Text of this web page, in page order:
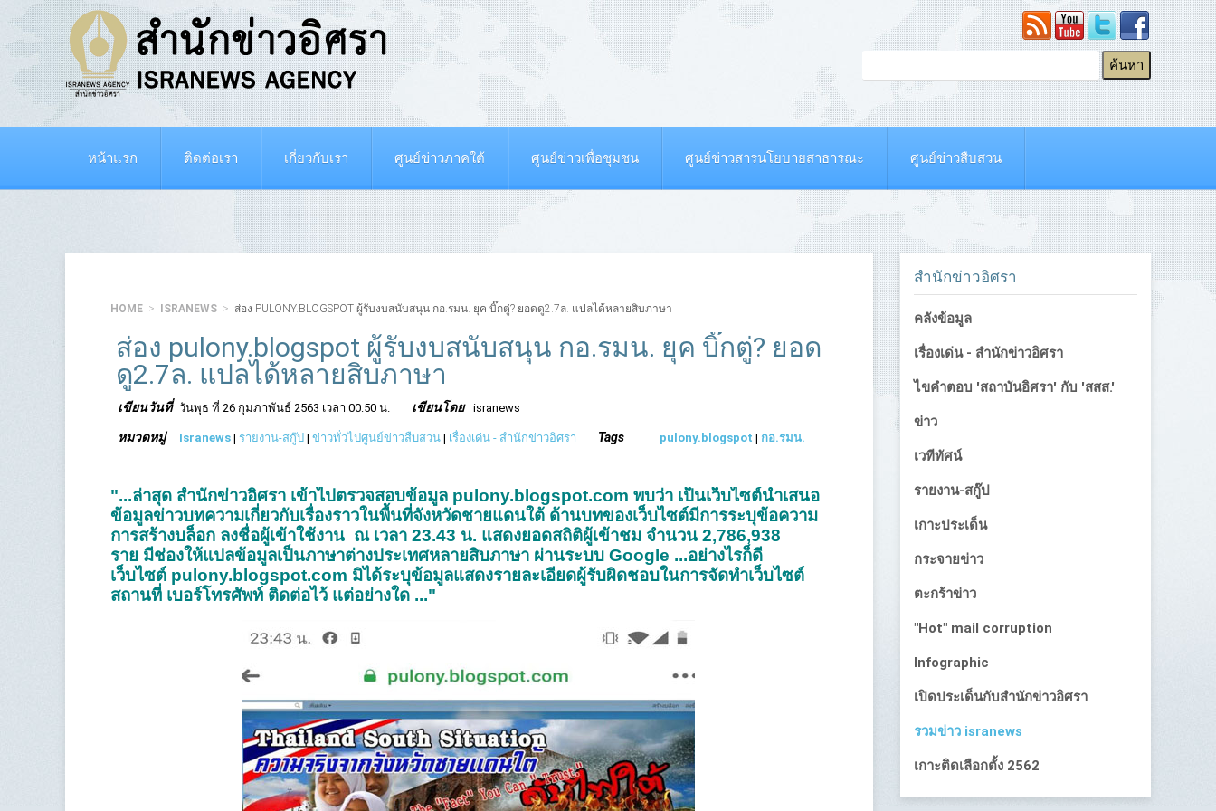
หน้าแรก ติดต่อเรา เกี่ยวกับเรา ศูนย์ข่าวภาคใต้ ศูนย์ข่าวเพื่อชุมชน ศูนย์ข่าวสารนโยบายสาธารณะ ศูนย์ข่าวสืบสวน
HOME ISRANEWS ส่อง PULONY.BLOGSPOT ผู้รับงบสนับสนุน กอ.รมน. ยุค บิ๊กตู่? ยอดดู2.7ล. แปลได้หลายสิบภาษา
ส่อง pulony.blogspot ผู้รับงบสนับสนุน กอ.รมน. ยุค บิ๊กตู่? ยอด
ดู2.7ล. แปลได้หลายสิบภาษา
เขียนวันที่ วันพุธ ที่ 26 กุมภาพันธ์ 2563 เวลา 00:50 น. เขียนโดย isranews
หมวดหมู่ Isranews | รายงาน-สกู๊ป | ข่าวทั่วไปศูนย์ข่าวสืบสวน | เรื่องเด่น - สำนักข่าวอิศรา Tags pulony.blogspot | กอ.รมน.
"...ล่าสุด สำนักข่าวอิศรา เข้าไปตรวจสอบข้อมูล pulony.blogspot.com พบว่า เป็นเว็บไซต์นำเสนอ
ข้อมูลข่าวบทความเกี่ยวกับเรื่องราวในพื้นที่จังหวัดชายแดนใต้ ด้านบทของเว็บไซต์มีการระบุข้อความ
การสร้างบล็อก ลงชื่อผู้เข้าใช้งาน ณ เวลา 23.43 น. แสดงยอดสถิติผู้เข้าชม จำนวน 2,786,938
ราย มีช่องให้แปลข้อมูลเป็นภาษาต่างประเทศหลายสิบภาษา ผ่านระบบ Google ...อย่างไรก็ดี
เว็บไซต์ pulony.blogspot.com มิได้ระบุข้อมูลแสดงรายละเอียดผู้รับผิดชอบในการจัดทำเว็บไซต์
สถานที่ เบอร์โทรศัพท์ ติดต่อไว้ แต่อย่างใด ..."
สำนักข่าวอิศรา
คลังข้อมูล
เรื่องเด่น - สำนักข่าวอิศรา
ไขคำตอบ 'สถาบันอิศรา' กับ 'สสส.'
ข่าว
เวทีทัศน์
รายงาน-สกู๊ป
เกาะประเด็น
กระจายข่าว
ตะกร้าข่าว
"Hot" mail corruption
Infographic
เปิดประเด็นกับสำนักข่าวอิศรา
รวมข่าว isranews
เกาะติดเลือกตั้ง 2562